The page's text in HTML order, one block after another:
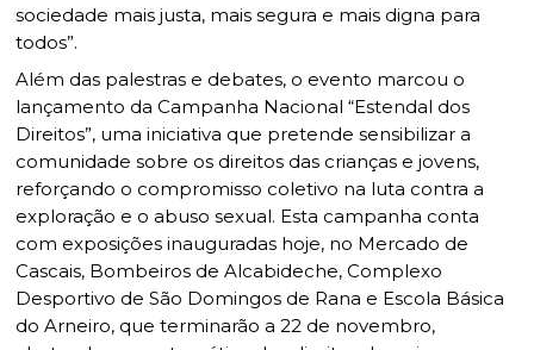
sociedade mais justa, mais segura e mais digna para
todos”.
Além das palestras e debates, o evento marcou o
lançamento da Campanha Nacional “Estendal dos
Direitos”, uma iniciativa que pretende sensibilizar a
comunidade sobre os direitos das crianças e jovens,
reforçando o compromisso coletivo na luta contra a
exploração e o abuso sexual. Esta campanha conta
com exposições inauguradas hoje, no Mercado de
Cascais, Bombeiros de Alcabideche, Complexo
Desportivo de São Domingos de Rana e Escola Básica
do Arneiro, que terminarão a 22 de novembro,